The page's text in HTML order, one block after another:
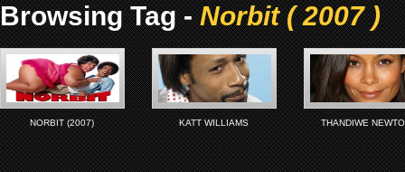
Browsing Tag -Norbit ( 2007 )
NORBIT (2007) KATT WILLIAMS THANDIWE